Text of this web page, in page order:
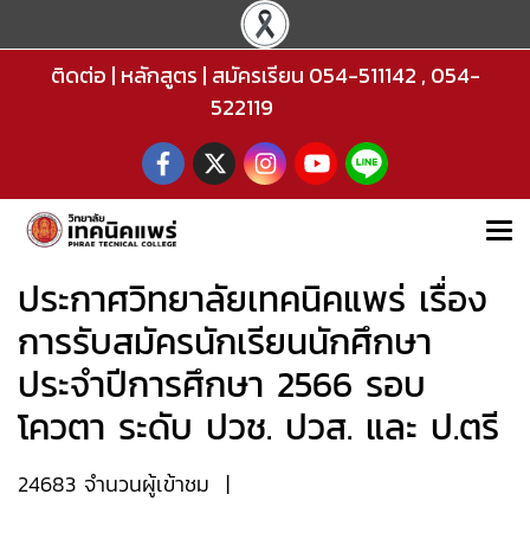
ติดต่อ | หลักสูตร | สมัครเรียน 054-511142 , 054-
522119
ประกาศวิทยาลัยเทคนิคแพร่ เรื่อง
การรับสมัครนักเรียนนักศึกษา
ประจำปีการศึกษา 2566 รอบ
โควตา ระดับ ปวช. ปวส. และ ป.ตรี
24683 จำนวนผู้เข้าชม |